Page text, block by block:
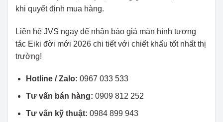
khi quyết định mua hàng.
Liên hệ JVS ngay để nhận báo giá màn hình tương
tác Eiki đời mới 2026 chi tiết với chiết khấu tốt nhất thị
trường!
Hotline / Zalo: 0967 033 533
Tư vấn bán hàng: 0909 812 252
Tư vấn kỹ thuật: 0984 899 943